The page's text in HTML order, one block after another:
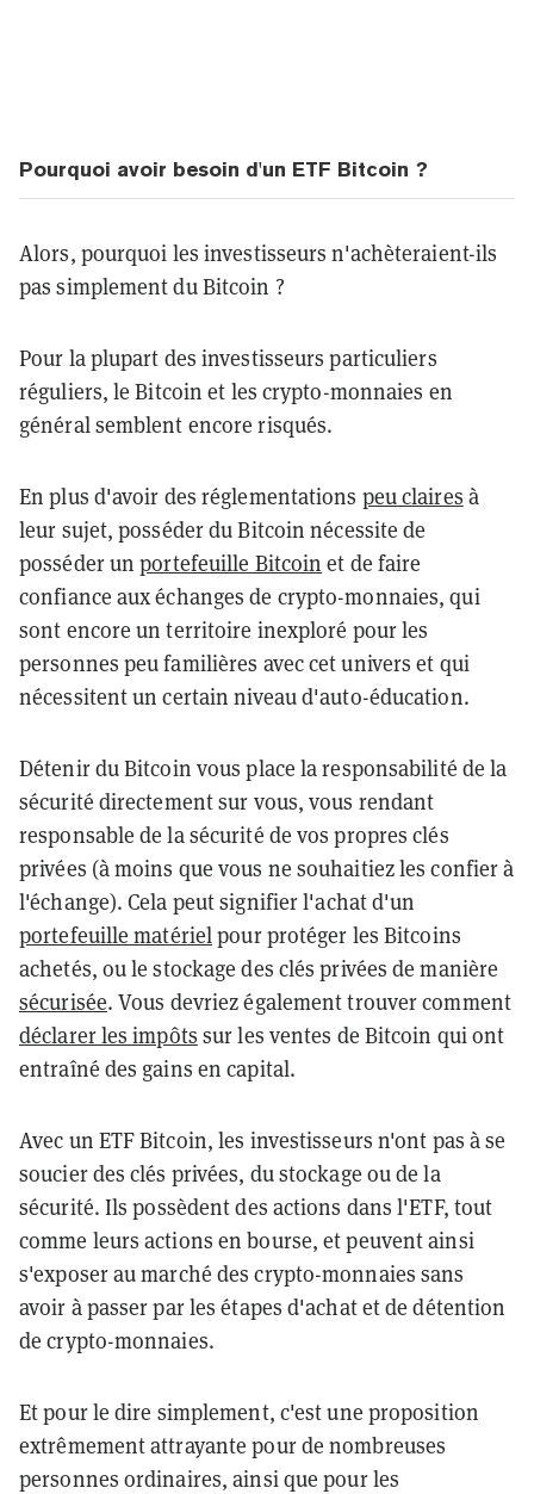
Pourquoi avoir besoin d'un ETF Bitcoin ?
Alors, pourquoi les investisseurs n'achèteraient-ils
pas simplement du Bitcoin ?
Pour la plupart des investisseurs particuliers
réguliers, le Bitcoin et les crypto-monnaies en
général semblent encore risqués.
En plus d'avoir des réglementations peu claires à
leur sujet, posséder du Bitcoin nécessite de
posséder unportefeuille Bitcoin et de faire
confiance aux échanges de crypto-monnaies, qui
sont encore un territoire inexploré pour les
personnes peu familières avec cet univers et qui
nécessitent un certain niveau d'auto-éducation.
Détenir du Bitcoin vous place la responsabilité de la
sécurité directement sur vous, vous rendant
responsable de la sécurité de vos propres clés
privées (à moins que vous ne souhaitiez les confier à
l'échange). Cela peut signifier l'achat d'un
portefeuille matérielpour protéger les Bitcoins
achetés, ou le stockage des clés privées de manière
sécurisée. Vous devriez également trouver comment
déclarer les impôts sur les ventes de Bitcoin qui ont
entraîné des gains en capital.
Avec un ETF Bitcoin, les investisseurs n'ont pas à se
soucier des clés privées, du stockage ou de la
sécurité. Ils possèdent des actions dans l'ETF, tout
comme leurs actions en bourse, et peuvent ainsi
s'exposer au marché des crypto-monnaies sans
avoir à passer par les étapes d'achat et de détention
de crypto-monnaies.
Et pour le dire simplement, c'est une proposition
extrêmement attrayante pour de nombreuses
personnes ordinaires, ainsi que pour les